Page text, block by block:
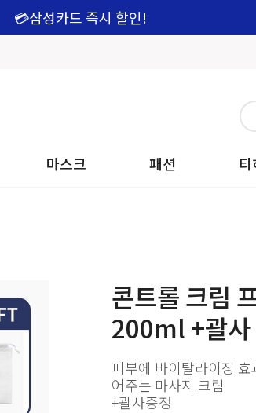
💳삼성카드 즉시 할인!
마스크 패션
콘트롤 크림
200ml +괄사
피부에 바이탈라이징
어주는 마사지 크림
+괄사증정